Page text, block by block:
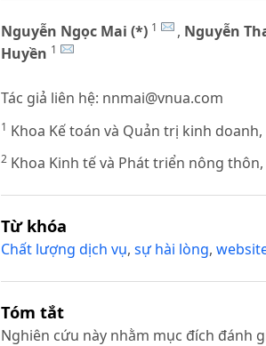
Nguyễn Ngọc Mai (*) 1 , Nguyễn
Huyền 1
Tác giả liên hệ: nnmai@vnua.com
1 Khoa Kế toán và Quản trị kinh
2Khoa Kinh tế và Phát triển nông
Từ khóa
Chất lượng dịch vụ, sự hài lòng,
Tóm tắt
Nghiên cứu này nhằm mục đích đánh